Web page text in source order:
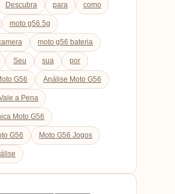
Descubra para como
moto g56 5g
moto g56 bateria
Seu sua por
G56 Análise Moto G56
a Pena
Moto G56
G56 Moto G56 Jogos